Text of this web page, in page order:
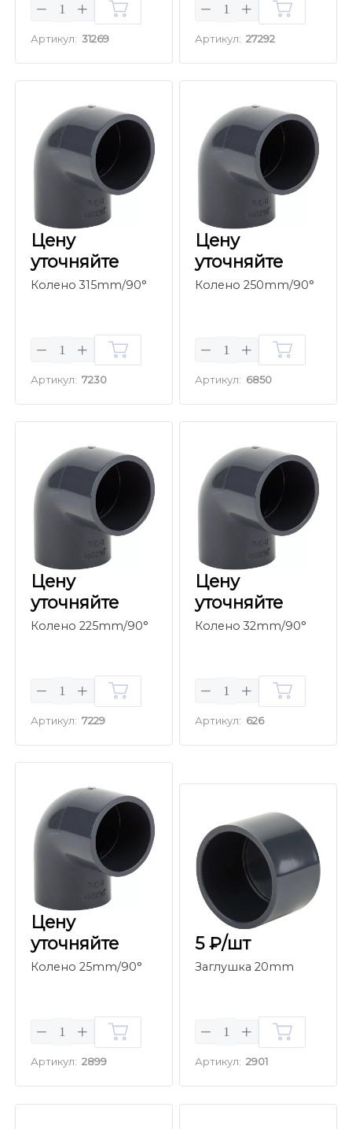
Артикул: 31269 Артикул: 27292
Цену
уточняйте
Колено 315mm/90°
Артикул: 7230
Цену
уточняйте
Колено 250mm/90°
Артикул: 6850
Цену
уточняйте
Колено 225mm/90°
Артикул: 7229
Цену
уточняйте
Колено 32mm/90°
Артикул: 626
Цену
уточняйте
Колено 25mm/90°
Артикул: 2899
5 ₽/шт
Заглушка 20mm
Артикул: 2901